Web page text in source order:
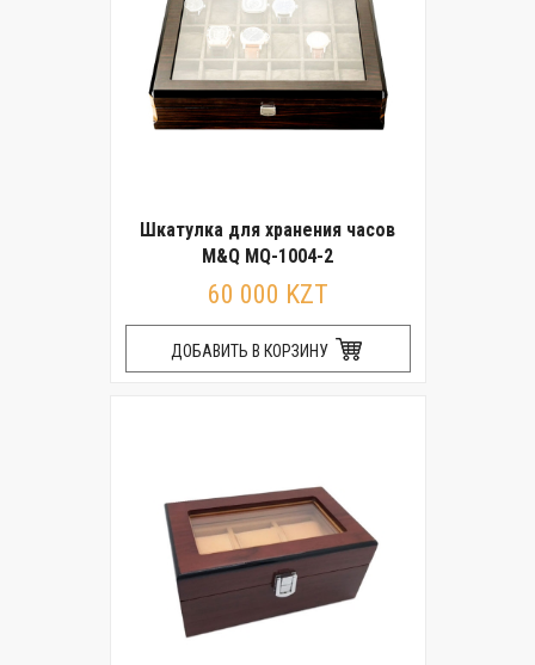
Шкатулка для хранения часов
M&Q MQ-1004-2
60 000 KZT
ДОБАВИТЬ В КОРЗИНУ